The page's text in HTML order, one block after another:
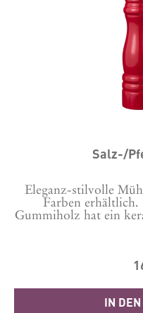
Salz-/
Eleganz-stilvolle
Farben
Gummiholz hat ein
gekennzeichnet durch
auch
5,5
IN